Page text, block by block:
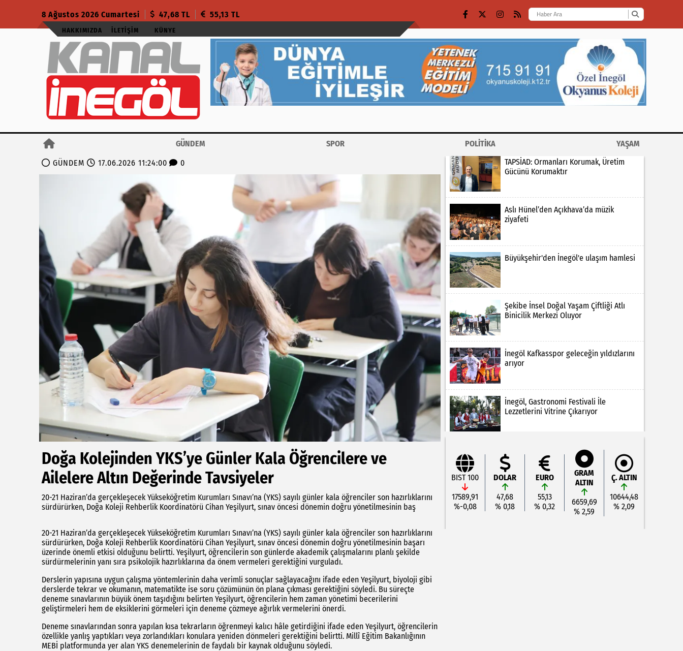
8 Ağustos 2026 Cumartesi 47,68 TL 55,13 TL
HAKKIMIZDA İLETIŞIM KÜNYE
GÜNDEM SPOR POLİTİKA
YAŞAM
GÜNDEM
17.06.2026 11:24:00 0
Doğa Kolejinden YKS’ye Günler Kala Öğrencilere ve
Ailelere Altın Değerinde Tavsiyeler
20-21 Haziran’da gerçekleşecek Yükseköğretim Kurumları Sınavı’na (YKS) sayılı günler kala öğrenciler son hazırlıklarını
sürdürürken, Doğa Koleji Rehberlik Koordinatörü Cihan Yeşilyurt, sınav öncesi dönemin doğru yönetilmesinin baş
20-21 Haziran’da gerçekleşecek Yükseköğretim Kurumları Sınavı’na (YKS) sayılı günler kala öğrenciler son hazırlıklarını
sürdürürken, Doğa Koleji Rehberlik Koordinatörü Cihan Yeşilyurt, sınav öncesi dönemin doğru yönetilmesinin başarı
üzerinde önemli etkisi olduğunu belirtti. Yeşilyurt, öğrencilerin son günlerde akademik çalışmalarını planlı şekilde
sürdürmelerinin yanı sıra psikolojik hazırlıklarına da önem vermeleri gerektiğini vurguladı.
Derslerin yapısına uygun çalışma yöntemlerinin daha verimli sonuçlar sağlayacağını ifade eden Yeşilyurt, biyoloji gibi
derslerde tekrar ve okumanın, matematikte ise soru çözümünün ön plana çıkması gerektiğini söyledi. Bu süreçte
deneme sınavlarının büyük önem taşıdığını belirten Yeşilyurt, öğrencilerin hem zaman yönetimi becerilerini
geliştirmeleri hem de eksiklerini görmeleri için deneme çözmeye ağırlık vermelerini önerdi.
Deneme sınavlarından sonra yapılan kısa tekrarların öğrenmeyi kalıcı hâle getirdiğini ifade eden Yeşilyurt, öğrencilerin
özellikle yanlış yaptıkları veya zorlandıkları konulara yeniden dönmeleri gerektiğini belirtti. Millî Eğitim Bakanlığının
MEBİ platformunda yer alan YKS denemelerinin de faydalı bir kaynak olduğunu söyledi.
TAPSİAD: Ormanları Korumak, Üretim
Gücünü Korumaktır
Aslı Hünel’den Açıkhava’da müzik
ziyafeti
Büyükşehir'den İnegöl'e ulaşım hamlesi
Şekibe İnsel Doğal Yaşam Çiftliği Atlı
Binicilik Merkezi Oluyor
İnegöl Kafkasspor geleceğin yıldızlarını
arıyor
İnegöl, Gastronomi Festivali İle
Lezzetlerini Vitrine Çıkarıyor
BIST 100
17589,91
%-0,08
DOLAR
47,68
% 0,18
EURO
55,13
% 0,32
GRAM
ALTIN
6659,69
% 2,59
Ç. ALTIN
10644,48
% 2,09